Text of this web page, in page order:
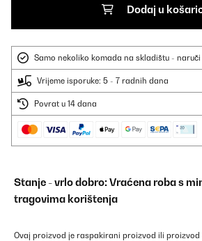
Dodaj u
Samo nekoliko komada na skladištu -
Vrijeme isporuke: 5 - 7 radnih dana
Povrat u 14 dana
Stanje - vrlo dobro: Vraćena roba s
tragovima korištenja
Ovaj proizvod je raspakirani proizvod ili proizvod